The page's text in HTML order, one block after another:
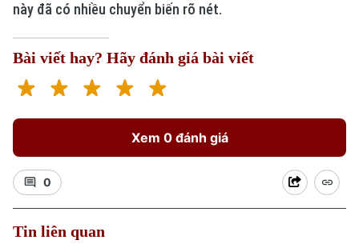
này đã có nhiều chuyển biến rõ nét.
Bài viết hay? Hãy đánh giá bài viết
Xem 0 đánh giá
0
Tin liên quan